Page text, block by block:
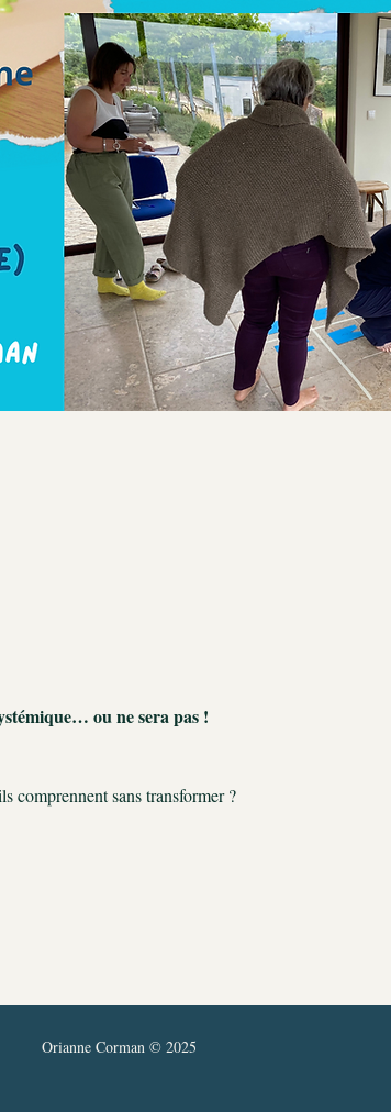
ou ne sera pas !
comprennent sans transformer ?
Orianne Corman © 2025